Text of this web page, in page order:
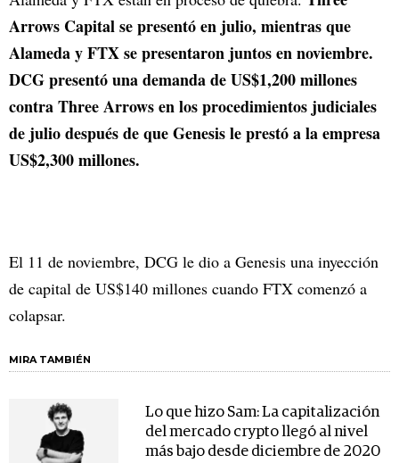
Arrows Capital se presentó en julio, mientras que
Alameda y FTX se presentaron juntos en noviembre.
DCG presentó una demanda de US$1,200 millones
contra Three Arrows en los procedimientos judiciales
de julio después de que Genesis le prestó a la empresa
US$2,300 millones.
El 11 de noviembre, DCG le dio a Genesis una inyección
de capital de US$140 millones cuando FTX comenzó a
colapsar.
MIRA TAMBIÉN
Lo que hizo Sam: La capitalización
del mercado crypto llegó al nivel
más bajo desde diciembre de 2020